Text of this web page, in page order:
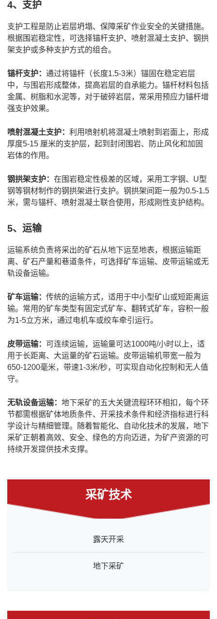
4、支护
支护工程是防止岩层坍塌、保障采矿作业安全的关键措施。
根据围岩稳定性，可选择锚杆支护、喷射混凝土支护、钢拱
架支护或多种支护方式的组合。
锚杆支护： 通过将锚杆（长度1.5-3米）锚固在稳定岩层
中，与围岩形成整体，提高岩层的自承能力。锚杆材料包括
金属、树脂和水泥等，对于破碎岩层，常采用预应力锚杆增
强支护效果。
喷射混凝土支护： 利用喷射机将混凝土喷射到岩面上，形成
厚度5-15 厘米的支护层，起到封闭围岩、防止风化和加固
岩体的作用。
钢拱架支护： 在围岩稳定性极差的区域，采用工字钢、U型
钢等钢材制作的钢拱架进行支护。钢拱架间距一般为0.5-1.5
米，需与锚杆、喷射混凝土联合使用，形成刚性支护结构。
5、运输
运输系统负责将采出的矿石从地下运至地表，根据运输距
离、矿石产量和巷道条件，可选择矿车运输、皮带运输或无
轨设备运输。
矿车运输： 传统的运输方式，适用于中小型矿山或短距离运
输。常用的矿车类型有固定式矿车、翻转式矿车，容积一般
为1-5立方米，通过电机车或绞车牵引运行。
皮带运输： 可连续运输，运输量可达1000吨/小时以上，适
用于长距离、大运量的矿石运输。皮带运输机带宽一般为
650-1200毫米，带速1-3米/秒，可实现自动化控制和无人值
守。
无轨设备运输： 地下采矿的五大关键流程环环相扣，每个环
节都需根据矿体地质条件、开采技术条件和经济指标进行科
学设计与精细管理。随着智能化、自动化技术的发展，地下
采矿正朝着高效、安全、绿色的方向迈进，为矿产资源的可
持续开发提供技术支撑。
采矿技术
露天开采
地下采矿